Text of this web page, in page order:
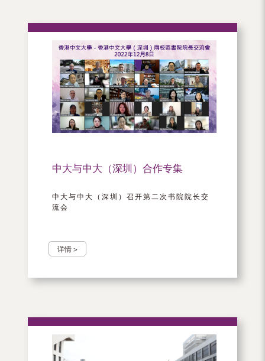
中大与中大（深圳）合作专集
中大与中大（深圳）召开第二次书院院长交
流会
详情 >